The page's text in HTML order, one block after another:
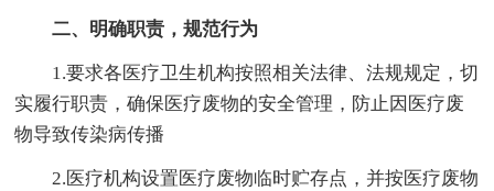
二、明确职责，规范行为
1.要求各医疗卫生机构按照相关法律、法规规定，切
实履行职责，确保医疗废物的安全管理，防止因医疗废
物导致传染病传播
2.医疗机构设置医疗废物临时贮存点，并按医疗废物